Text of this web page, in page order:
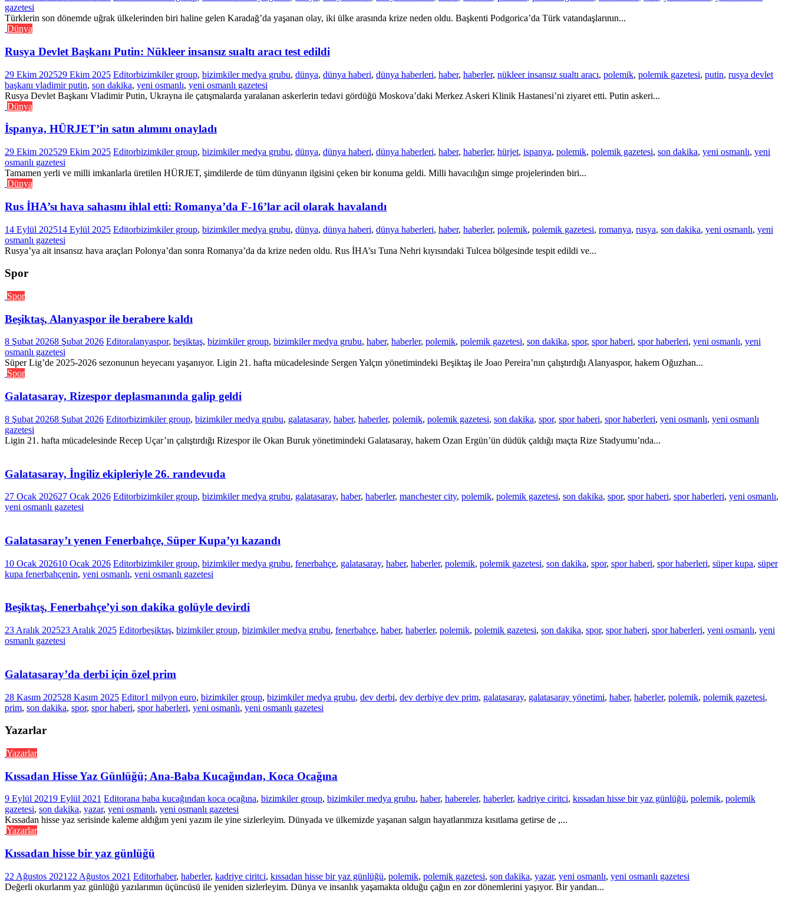
gazetesi
Türklerin son dönemde uğrak ülkelerinden biri haline gelen Karadağ’da yaşanan olay, iki ülke arasında krize neden oldu. Başkenti Podgorica’da Türk vatandaşlarının...
Dünya
Rusya Devlet Başkanı Putin: Nükleer insansız sualtı aracı test edildi
29 Ekim 202529 Ekim 2025 Editorbizimkiler group, bizimkiler medya grubu, dünya, dünya haberi, dünya haberleri, haber, haberler, nükleer insansız sualtı aracı, polemik, polemik gazetesi, putin, rusya devlet
başkanı vladimir putin, son dakika, yeni osmanlı, yeni osmanlı gazetesi
Rusya Devlet Başkanı Vladimir Putin, Ukrayna ile çatışmalarda yaralanan askerlerin tedavi gördüğü Moskova’daki Merkez Askeri Klinik Hastanesi’ni ziyaret etti. Putin askeri...
Dünya
İspanya, HÜRJET’in satın alımını onayladı
29 Ekim 202529 Ekim 2025 Editorbizimkiler group, bizimkiler medya grubu, dünya, dünya haberi, dünya haberleri, haber, haberler, hürjet, ispanya, polemik, polemik gazetesi, son dakika, yeni osmanlı, yeni
osmanlı gazetesi
Tamamen yerli ve milli imkanlarla üretilen HÜRJET, şimdilerde de tüm dünyanın ilgisini çeken bir konuma geldi. Milli havacılığın simge projelerinden biri...
Dünya
Rus İHA’sı hava sahasını ihlal etti: Romanya’da F-16’lar acil olarak havalandı
14 Eylül 202514 Eylül 2025 Editorbizimkiler group, bizimkiler medya grubu, dünya, dünya haberi, dünya haberleri, haber, haberler, polemik, polemik gazetesi, romanya, rusya, son dakika, yeni osmanlı, yeni
osmanlı gazetesi
Rusya’ya ait insansız hava araçları Polonya’dan sonra Romanya’da da krize neden oldu. Rus İHA’sı Tuna Nehri kıyısındaki Tulcea bölgesinde tespit edildi ve...
Spor
Spor
Beşiktaş, Alanyaspor ile berabere kaldı
8 Şubat 20268 Şubat 2026 Editoralanyaspor, beşiktaş, bizimkiler group, bizimkiler medya grubu, haber, haberler, polemik, polemik gazetesi, son dakika, spor, spor haberi, spor haberleri, yeni osmanlı, yeni
osmanlı gazetesi
Süper Lig’de 2025-2026 sezonunun heyecanı yaşanıyor. Ligin 21. hafta mücadelesinde Sergen Yalçın yönetimindeki Beşiktaş ile Joao Pereira’nın çalıştırdığı Alanyaspor, hakem Oğuzhan...
Spor
Galatasaray, Rizespor deplasmanında galip geldi
8 Şubat 20268 Şubat 2026 Editorbizimkiler group, bizimkiler medya grubu, galatasaray, haber, haberler, polemik, polemik gazetesi, son dakika, spor, spor haberi, spor haberleri, yeni osmanlı, yeni osmanlı
gazetesi
Ligin 21. hafta mücadelesinde Recep Uçar’ın çalıştırdığı Rizespor ile Okan Buruk yönetimindeki Galatasaray, hakem Ozan Ergün’ün düdük çaldığı maçta Rize Stadyumu’nda...
Galatasaray, İngiliz ekipleriyle 26. randevuda
27 Ocak 202627 Ocak 2026 Editorbizimkiler group, bizimkiler medya grubu, galatasaray, haber, haberler, manchester city, polemik, polemik gazetesi, son dakika, spor, spor haberi, spor haberleri, yeni osmanlı,
yeni osmanlı gazetesi
Galatasaray’ı yenen Fenerbahçe, Süper Kupa’yı kazandı
10 Ocak 202610 Ocak 2026 Editorbizimkiler group, bizimkiler medya grubu, fenerbahçe, galatasaray, haber, haberler, polemik, polemik gazetesi, son dakika, spor, spor haberi, spor haberleri, süper kupa, süper
kupa fenerbahçenin, yeni osmanlı, yeni osmanlı gazetesi
Beşiktaş, Fenerbahçe’yi son dakika golüyle devirdi
23 Aralık 202523 Aralık 2025 Editorbeşiktaş, bizimkiler group, bizimkiler medya grubu, fenerbahçe, haber, haberler, polemik, polemik gazetesi, son dakika, spor, spor haberi, spor haberleri, yeni osmanlı, yeni
osmanlı gazetesi
Galatasaray’da derbi için özel prim
28 Kasım 202528 Kasım 2025 Editor1 milyon euro, bizimkiler group, bizimkiler medya grubu, dev derbi, dev derbiye dev prim, galatasaray, galatasaray yönetimi, haber, haberler, polemik, polemik gazetesi,
prim, son dakika, spor, spor haberi, spor haberleri, yeni osmanlı, yeni osmanlı gazetesi
Yazarlar
Yazarlar
Kıssadan Hisse Yaz Günlüğü; Ana-Baba Kucağından, Koca Ocağına
9 Eylül 20219 Eylül 2021 Editorana baba kucağından koca ocağına, bizimkiler group, bizimkiler medya grubu, haber, habereler, haberler, kadriye ciritci, kıssadan hisse bir yaz günlüğü, polemik, polemik
gazetesi, son dakika, yazar, yeni osmanlı, yeni osmanlı gazetesi
Kıssadan hisse yaz serisinde kaleme aldığım yeni yazım ile yine sizlerleyim. Dünyada ve ülkemizde yaşanan salgın hayatlarımıza kısıtlama getirse de ,...
Yazarlar
Kıssadan hisse bir yaz günlüğü
22 Ağustos 2021 22 Ağustos 2021 Editorhaber, haberler, kadriye ciritci, kıssadan hisse bir yaz günlüğü, polemik, polemik gazetesi, son dakika, yazar, yeni osmanlı, yeni osmanlı gazetesi
Değerli okurlarım yaz günlüğü yazılarımın üçüncüsü ile yeniden sizlerleyim. Dünya ve insanlık yaşamakta olduğu çağın en zor dönemlerini yaşıyor. Bir yandan...